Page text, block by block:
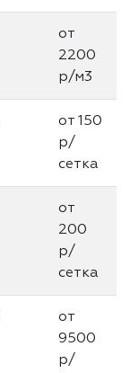
от
2200
р/м3
от 150
р/
сетка
от
200
р/
сетка
от
9500
р/